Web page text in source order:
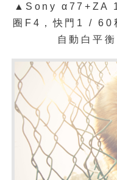
▲Sony α77+ZA
圈F4，快門1 / 60
自動白平